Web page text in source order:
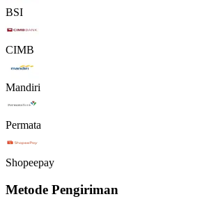
BSI
CIMB
Mandiri
Permata
Shopeepay
Metode Pengiriman